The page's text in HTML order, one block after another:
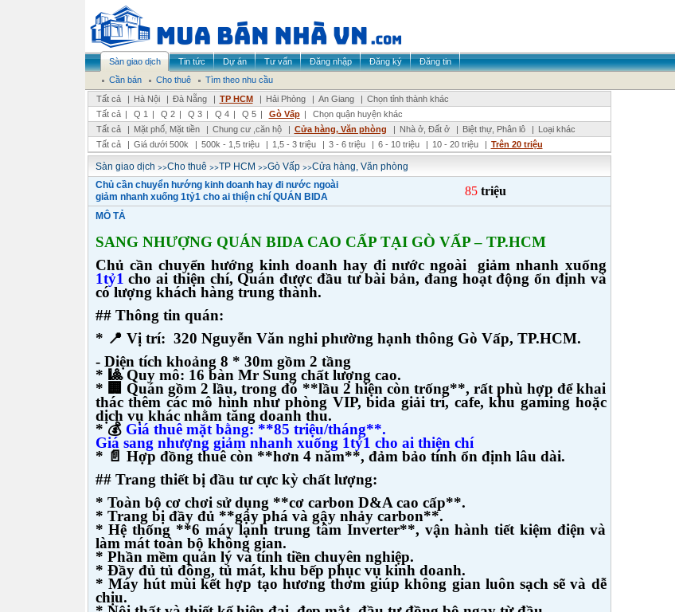
Sàn giao dịch Tin tức Dự án Tư vấn Đăng nhập Đăng ký
Đăng tin
Cần bán
Cho thuê
Tìm theo nhu cầu
Tất cả
| Hà Nội | Đà Nẵng | TP HCM | Hải Phòng | An Giang | Chọn tỉnh thành khác
Tất cả | Q 1 | Q 2 | Q 3 | Q 4 | Q 5 | Gò Vấp |
Chọn quận huyện khác
Tất cả
| Mặt phố, Mặt tiền | Chung cư ,căn hộ | Cửa hàng, Văn phòng | Nhà ở, Đất ở | Biệt thự, Phân lô | Loại khác
Tất cả
| Giá dưới 500k | 500k - 1,5 triệu | 1,5 - 3 triệu | 3 - 6 triệu | 6 - 10 triệu | 10 - 20 triệu | Trên 20 triệu
Sàn giao dịch >>Cho thuê>>TP HCM >>Gò Vấp>>Cửa hàng, Văn phòng
Chủ cần chuyển hướng kinh doanh hay đi nước ngoài
giảm nhanh xuống 1tỷ1 cho ai thiện chí QUÁN BIDA
85 triệu
MÔ TẢ
SANG NHƯỢNG QUÁN BIDA CAO CẤP TẠI GÒ VẤP – TP.HCM
Chủ cần chuyển hướng kinh doanh hay đi nước ngoài giảm nhanh xuống
1tỷ1 cho ai thiện chí, Quán được đầu tư bài bản, đang hoạt động ổn định và
có lượng khách hàng trung thành.
## Thông tin quán:
* 📍 Vị trí: 320 Nguyễn Văn nghi phường hạnh thông Gò Vấp, TP.HCM.
- Diện tích khoảng 8 * 30m gồm 2 tầng
* 🎱 Quy mô: 16 bàn Mr Sung chất lượng cao.
* 🏢 Quán gồm 2 lầu, trong đó **lầu 2 hiện còn trống**, rất phù hợp để khai
thác thêm các mô hình như phòng VIP, bida giải trí, cafe, khu gaming hoặc
dịch vụ khác nhằm tăng doanh thu.
* 💰 Giá thuê mặt bằng: **85 triệu/tháng**.
Giá sang nhượng giảm nhanh xuống 1tỷ1 cho ai thiện chí
* 📄 Hợp đồng thuê còn **hơn 4 năm**, đảm bảo tính ổn định lâu dài.
## Trang thiết bị đầu tư cực kỳ chất lượng:
* Toàn bộ cơ chơi sử dụng **cơ carbon D&A cao cấp**.
* Trang bị đầy đủ **gậy phá và gậy nhảy carbon**.
* Hệ thống **6 máy lạnh trung tâm Inverter**, vận hành tiết kiệm điện và
làm mát toàn bộ không gian.
* Phần mềm quản lý và tính tiền chuyên nghiệp.
* Đầy đủ tủ đông, tủ mát, khu bếp phục vụ kinh doanh.
* Máy hút mùi kết hợp tạo hương thơm giúp không gian luôn sạch sẽ và dễ
chịu.